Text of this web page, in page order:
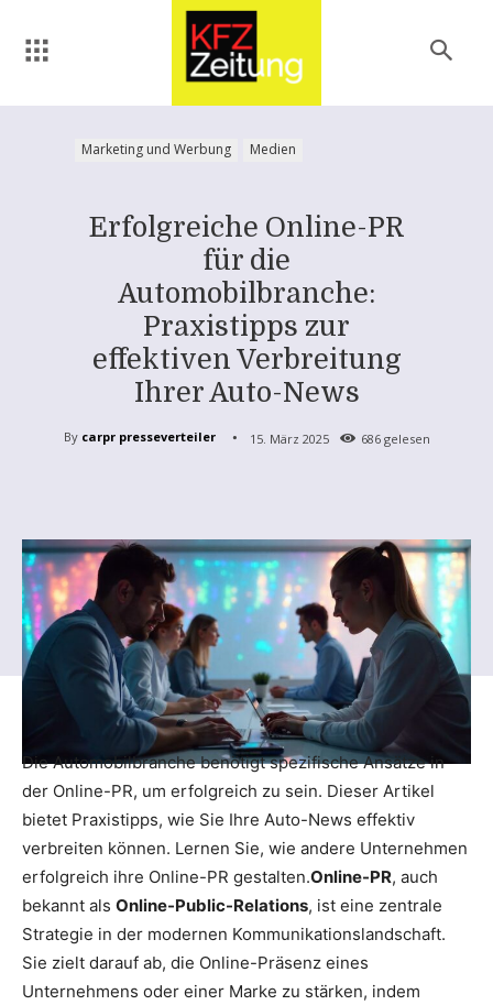
Marketing und Werbung Medien
Erfolgreiche Online-PR
für die
Automobilbranche:
Praxistipps zur
effektiven Verbreitung
Ihrer Auto-News
By carpr presseverteiler 15. März 2025 686gelesen
Die Automobilbranche benötigt spezifische Ansätze in
der Online-PR, um erfolgreich zu sein. Dieser Artikel
bietet Praxistipps, wie Sie Ihre Auto-News effektiv
verbreiten können. Lernen Sie, wie andere Unternehmen
erfolgreich ihre Online-PR gestalten.Online-PR, auch
bekannt als Online-Public-Relations, ist eine zentrale
Strategie in der modernen Kommunikationslandschaft.
Sie zielt darauf ab, die Online-Präsenz eines
Unternehmens oder einer Marke zu stärken, indem